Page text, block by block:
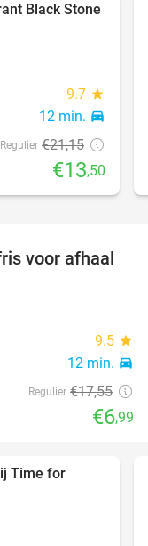
36%
Black Stone
9.7 star
12 min. directions_car
Regulier €21,15
€13,50
60%
voor afhaal
9.5 star
12 min. directions_car
Regulier €17,55
€6,99
Time for